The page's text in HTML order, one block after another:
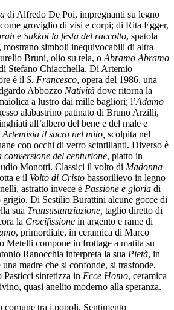
di Alfredo De Poi, impregnanti su legno
groviglio di visi e corpi; di Rita Egger,
e Sukkot la festa del raccolto, spatola
mostrano simboli inequivocabili di altra
Bruni, olio su tela, o Abramo Abramo
Stefano Chiacchella. Di Artemio
è il S. Francesco, opera del 1986, una
Abbozzo Natività dove ritorna la
a lustro dai mille bagliori; l’Adamo
alabastrino patinato di Bruno Arzilli,
all’albero del bene e del male e
Artemisia il sacro nel mito, scolpita nel
con occhi di vetro scintillanti. Diverso è
conversione del centurione, piatto in
Monotti. Classici il volto di Madonna
e il Volto di Cristo bassorilievo in legno
astratto invece è Passione e gloria di
Di Sestilio Burattini alcune gocce di
sua Transustanziazione, taglio diretto di
la Crocifissione in argento e rame di
, primordiale, in ceramica di Marco
Metelli compone in frottage a matita su
Ranocchia interpreta la sua Pietà, in
madre che si confonde, si trasfonde,
sintetizza in Ecce Homo, ceramica
quasi anelito moderno alla speranza.
comune tra i popoli. Sentimento